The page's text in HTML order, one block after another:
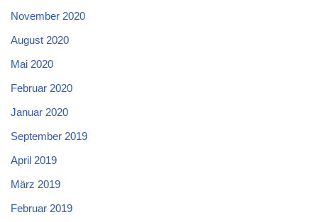
November 2020
August 2020
Mai 2020
Februar 2020
Januar 2020
September 2019
April 2019
März 2019
Februar 2019